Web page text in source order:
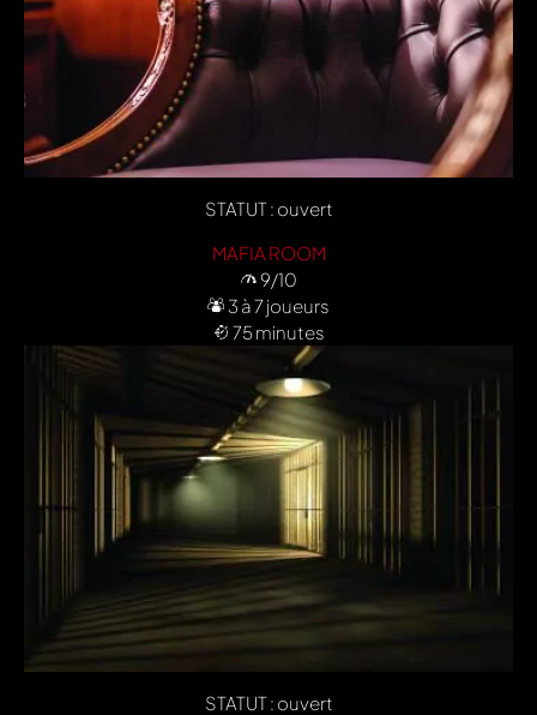
STATUT : ouvert
MAFIA ROOM
9/10
3 à 7 joueurs
75 minutes
STATUT : ouvert